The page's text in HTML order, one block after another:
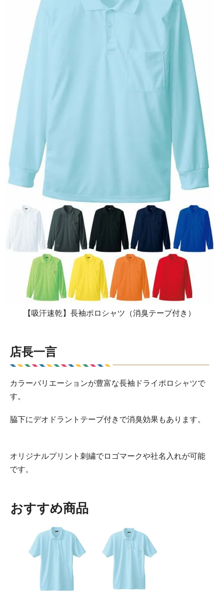
【吸汗速乾】長袖ポロシャツ（消臭テープ付き）
店長一言
カラーバリエーションが豊富な長袖ドライポロシャツで
す。
脇下にデオドラントテープ付きで消臭効果もあります。
オリジナルプリント刺繍でロゴマークや社名入れが可能
です。
おすすめ商品